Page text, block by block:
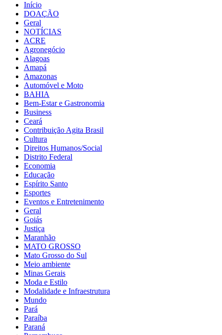
Início
DOAÇÃO
Geral
NOTÍCIAS
ACRE
Agronegócio
Alagoas
Amapá
Amazonas
Automóvel e Moto
BAHIA
Bem-Estar e Gastronomia
Business
Ceará
Contribuição Agita Brasil
Cultura
Direitos Humanos/Social
Distrito Federal
Economia
Educação
Espírito Santo
Esportes
Eventos e Entretenimento
Geral
Goiás
Justiça
Maranhão
MATO GROSSO
Mato Grosso do Sul
Meio ambiente
Minas Gerais
Moda e Estilo
Modalidade e Infraestrutura
Mundo
Pará
Paraíba
Paraná